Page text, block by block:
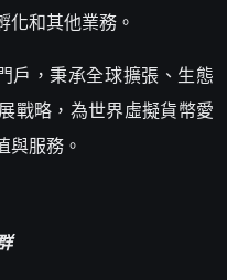
化和其他業務。
戶，秉承全球擴張、生態
戰略，為世界虛擬貨幣愛
與服務。